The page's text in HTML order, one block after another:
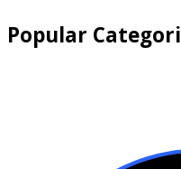
Popular